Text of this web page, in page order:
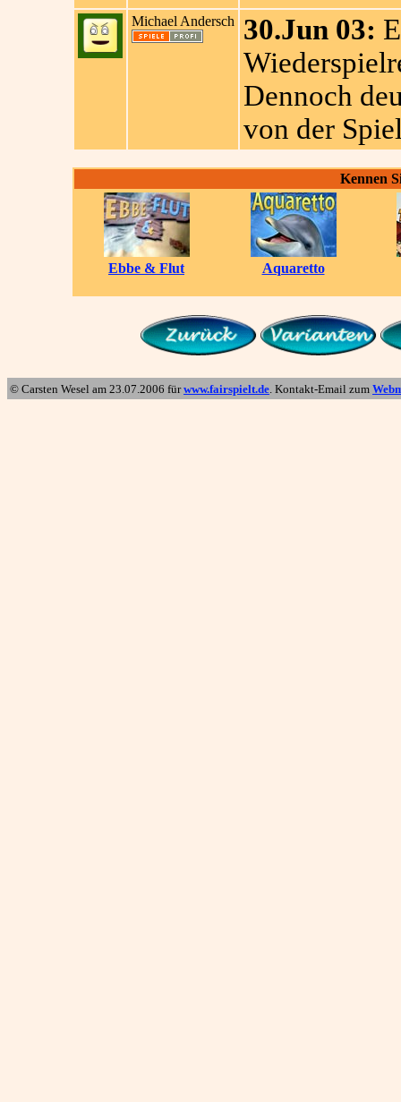
Michael Andersch 30.Jun 03:
Dennoch
von der
Kennen
Ebbe & Flut Aquaretto
© Carsten Wesel am 23.07.2006 fürwww.fairspielt.de. Kontakt-Email zum